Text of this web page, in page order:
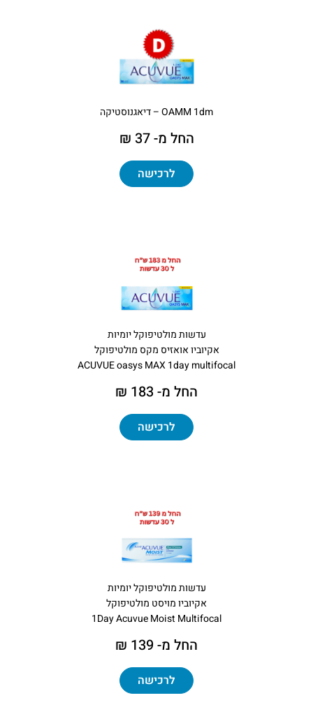
OAMM 1dm – דיאגנוסטיקה
החל מ- 37 ₪
לרכישה
עדשות מולטיפוקל יומיות
אקיוביו אואזיס מקס מולטיפוקל
ACUVUE oasys MAX 1day multifocal
החל מ- 183 ₪
לרכישה
עדשות מולטיפוקל יומיות
אקיוביו מויסט מולטיפוקל
1Day Acuvue Moist Multifocal
החל מ- 139 ₪
לרכישה